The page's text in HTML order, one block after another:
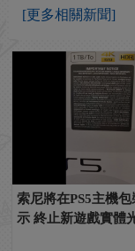
[更多相關新聞]
索尼將在PS5主機
示 終止新遊戲實體